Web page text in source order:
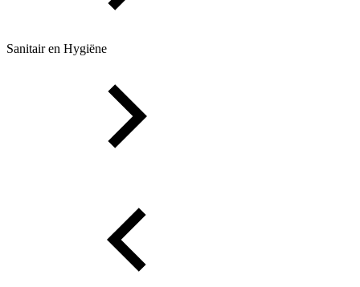
Sanitair en Hygiëne